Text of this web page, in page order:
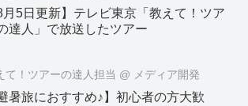
8月5日更新】テレビ東京「教えて！ツア
達人」で放送したツアー
て！ツアーの達人担当 @ メディア開発
避暑旅におすすめ♪】初心者の方大歓